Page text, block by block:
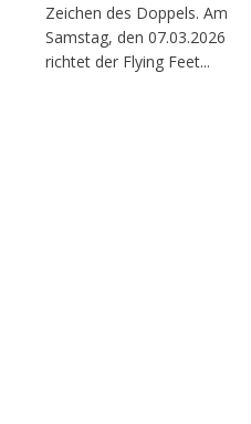
Zeichen des Doppels. Am
Samstag, den 07.03.2026
richtet der Flying Feet...